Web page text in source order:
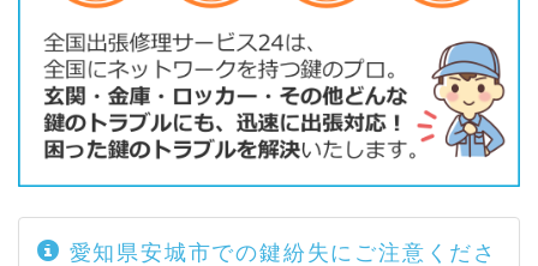
愛知県安城市での鍵紛失にご注意くださ